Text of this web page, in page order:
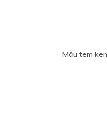
Mẫu tem